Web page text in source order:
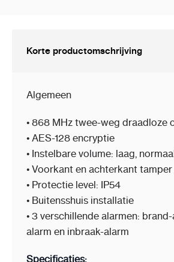
Korte productomschrijving
Algemeen
• 868 MHz twee-weg draadloze
• AES-128 encryptie
• Instelbare volume: laag,
• Voorkant en achterkant
• Protectie level: IP54
• Buitensshuis installatie
• 3 verschillende alarmen:
alarm en inbraak-alarm
Specificaties: